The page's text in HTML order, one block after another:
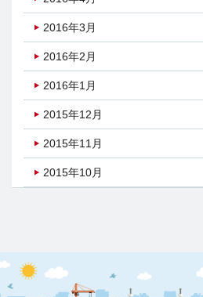
2016年3月
2016年2月
2016年1月
2015年12月
2015年11月
2015年10月